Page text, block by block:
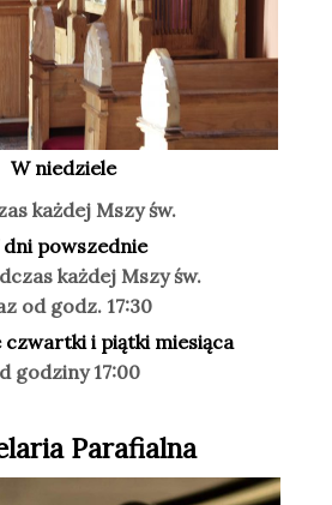
W niedziele
każdej Mszy św.
dni powszednie
każdej Mszy św.
od godz. 17:30
i piątki miesiąca
godziny 17:00
Parafialna